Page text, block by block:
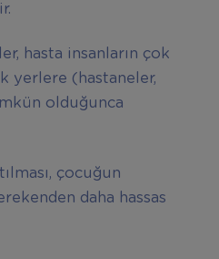
hasta insanların çok
yerlere (hastaneler,
olduğunca
çocuğun
daha hassas